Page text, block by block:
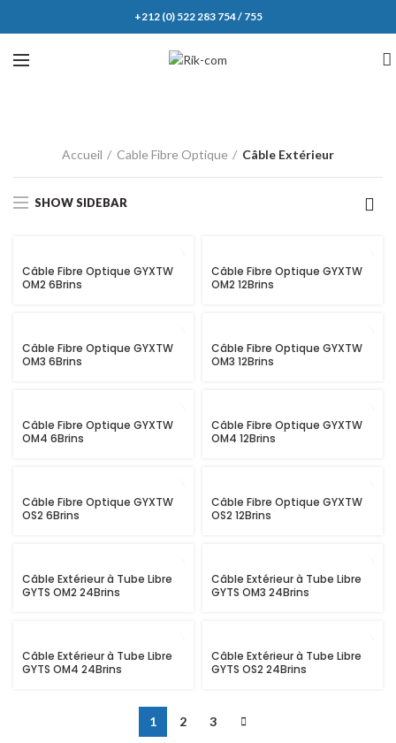
+212 (0) 522 283 754 / 755
Accueil Cable Fibre Optique Câble Extérieur
SHOW SIDEBAR
Câble Fibre Optique GYXTW
OM2 6Brins
Câble Fibre Optique GYXTW
OM2 12Brins
Câble Fibre Optique GYXTW
OM3 6Brins
Câble Fibre Optique GYXTW
OM3 12Brins
Câble Fibre Optique GYXTW
OM4 6Brins
Câble Fibre Optique GYXTW
OM4 12Brins
Câble Fibre Optique GYXTW
OS2 6Brins
Câble Fibre Optique GYXTW
OS2 12Brins
Câble Extérieur à Tube Libre
GYTS OM2 24Brins
Câble Extérieur à Tube Libre
GYTS OM3 24Brins
Câble Extérieur à Tube Libre
GYTS OM4 24Brins
Câble Extérieur à Tube Libre
GYTS OS2 24Brins
1 2 3